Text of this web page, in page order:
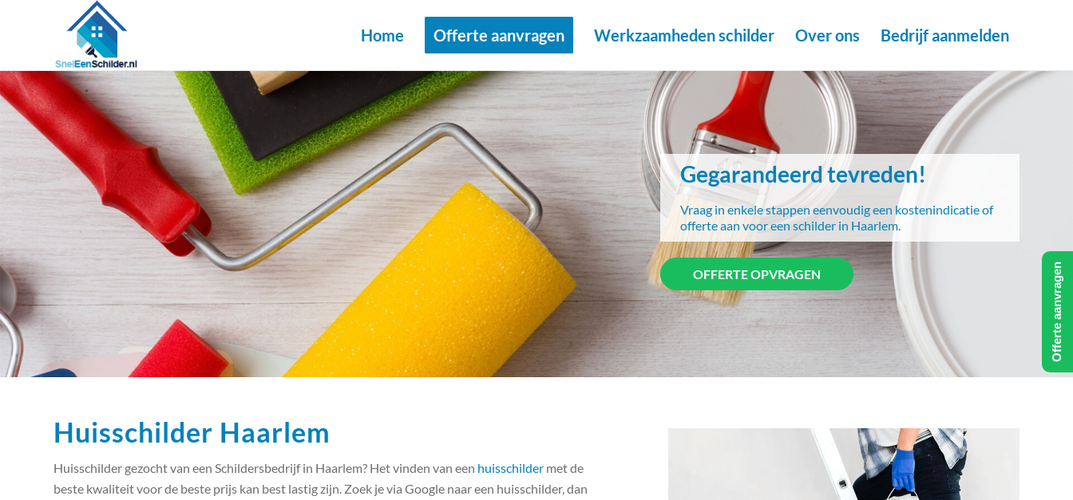
Home Offerte aanvragen Werkzaamheden schilder Over ons Bedrijf aanmelden
Gegarandeerd tevreden!
Vraag in enkele stappen eenvoudig een kostenindicatie of
offerte aan voor een schilder in Haarlem.
OFFERTE OPVRAGEN
Huisschilder Haarlem
Huisschilder gezocht van een Schildersbedrijf in Haarlem? Het vinden van een huisschilder met de
beste kwaliteit voor de beste prijs kan best lastig zijn. Zoek je via Google naar een huisschilder, dan
Offerte aanvragen